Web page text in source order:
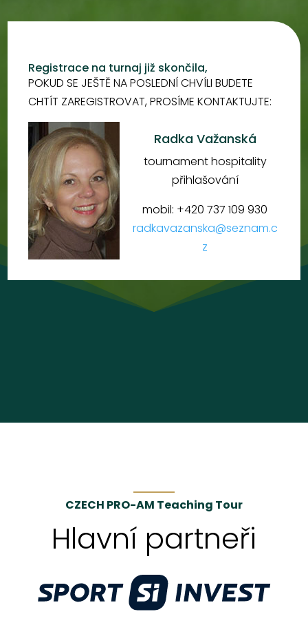
Registrace na turnaj již skončila,
POKUD SE JEŠTĚ NA POSLEDNÍ CHVÍLI BUDETE
CHTÍT ZAREGISTROVAT, PROSÍME KONTAKTUJTE:
Radka Važanská
tournament hospitality
přihlašování
mobil: +420 737 109 930
radkavazanska@seznam.c
z
CZECH PRO-AM Teaching Tour
Hlavní partneři